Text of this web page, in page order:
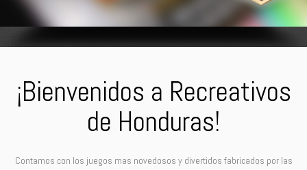
¡Bienvenidos a Recreativos
de Honduras!
Contamos con los juegos mas novedosos y divertidos fabricados por las